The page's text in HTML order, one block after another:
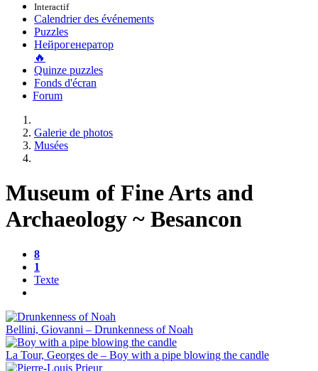
Interactif
Calendrier des événements
Puzzles
Нейрогенератор
🔥
Quinze puzzles
Fonds d'écran
Forum
Galerie de photos
Musées
Museum of Fine Arts and
Archaeology ~ Besancon
8
1
Texte
Bellini, Giovanni – Drunkenness of Noah
La Tour, Georges de – Boy with a pipe blowing the candle